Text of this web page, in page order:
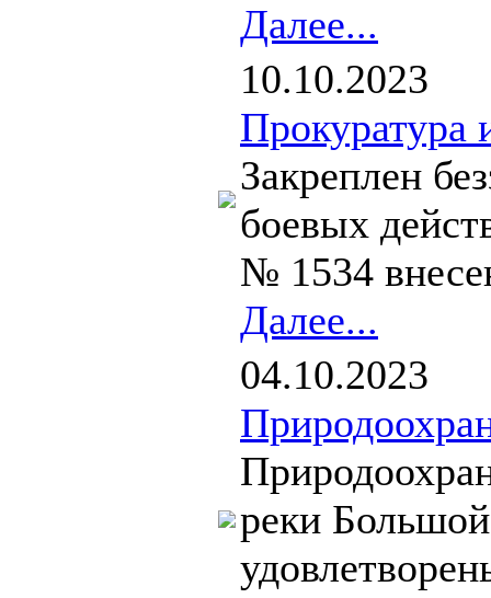
Далее...
10.10.2023
Прокуратура
Закреплен
боевых
№ 1534
Далее...
04.10.2023
реки